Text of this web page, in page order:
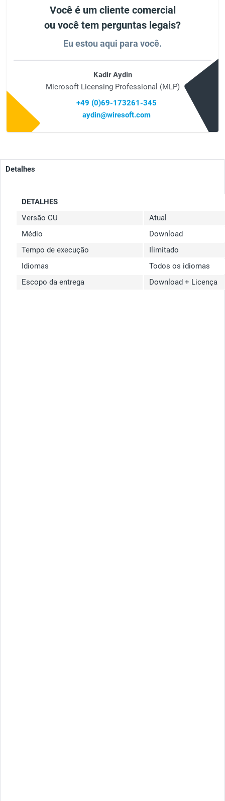
Você é um cliente comercial
ou você tem perguntas legais?
Eu estou aqui para você.
Kadir Aydin
Microsoft Licensing Professional (MLP)
+49 (0)69-173261-345
aydin@wiresoft.com
Detalhes
DETALHES
Versão CU
Atual
Médio
Download
Tempo de execução
Ilimitado
Idiomas
Todos os idiomas
Escopo da entrega
Download + Licença